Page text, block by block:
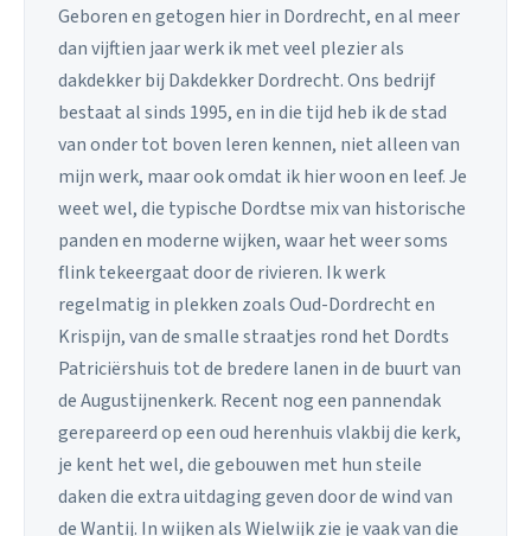
Geboren en getogen hier in Dordrecht, en al meer
dan vijftien jaar werk ik met veel plezier als
dakdekker bij Dakdekker Dordrecht. Ons bedrijf
bestaat al sinds 1995, en in die tijd heb ik de stad
van onder tot boven leren kennen, niet alleen van
mijn werk, maar ook omdat ik hier woon en leef. Je
weet wel, die typische Dordtse mix van historische
panden en moderne wijken, waar het weer soms
flink tekeergaat door de rivieren. Ik werk
regelmatig in plekken zoals Oud-Dordrecht en
Krispijn, van de smalle straatjes rond het Dordts
Patriciërshuis tot de bredere lanen in de buurt van
de Augustijnenkerk. Recent nog een pannendak
gerepareerd op een oud herenhuis vlakbij die kerk,
je kent het wel, die gebouwen met hun steile
daken die extra uitdaging geven door de wind van
de Wantij. In wijken als Wielwijk zie je vaak van die